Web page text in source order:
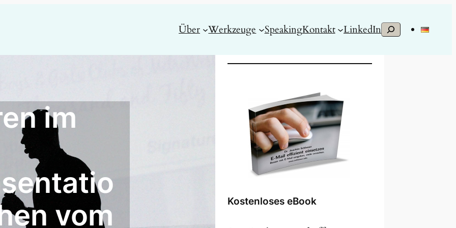
Über Werkzeuge SpeakingKontakt LinkedInS
im
vom
Kostenloses eBook